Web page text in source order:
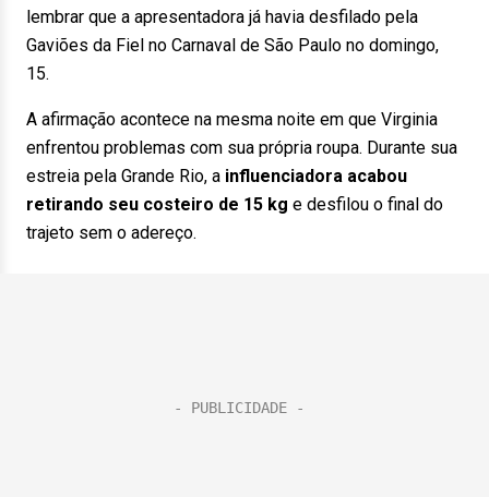
lembrar que a apresentadora já havia desfilado pela
Gaviões da Fiel no Carnaval de São Paulo no domingo,
15.
A afirmação acontece na mesma noite em que Virginia
enfrentou problemas com sua própria roupa. Durante sua
estreia pela Grande Rio, a influenciadora acabou
retirando seu costeiro de 15 kg e desfilou o final do
trajeto sem o adereço.